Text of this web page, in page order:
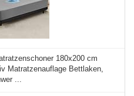
180x200 cm
Matratzenauflage Bettlaken,
...